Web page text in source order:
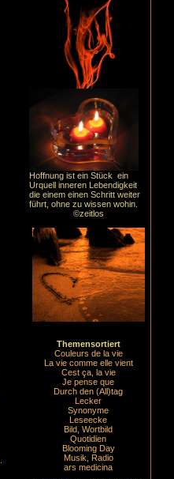
Hoffnung ist ein Stück ein
Urquell inneren Lebendigkeit
die einem einen Schritt weiter
führt, ohne zu wissen wohin.
©zeitlos
Themensortiert
Couleurs de la vie
La vie comme elle vient
Cest ça, la vie
Je pense que
Durch den (All)tag
Lecker
Synonyme
Leseecke
Bild, Wortbild
Quotidien
Blooming Day
Musik, Radio
ars medicina